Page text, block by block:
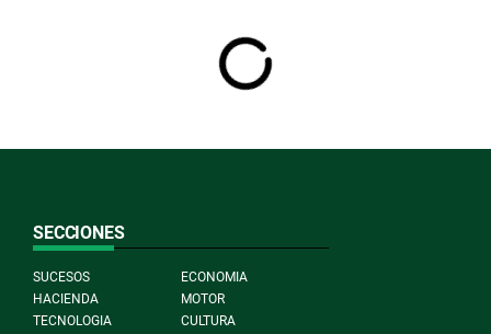
SECCIONES
SUCESOS
ECONOMIA
HACIENDA
MOTOR
TECNOLOGIA
CULTURA